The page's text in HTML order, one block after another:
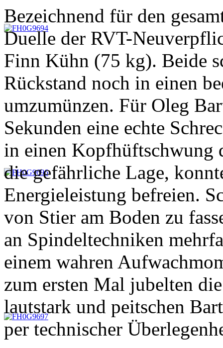
Bezeichnend für den
Duelle der RVT-
Finn Kühn (75 kg). Beide
Rückstand noch in einen
umzumünzen. Für Oleg
Sekunden eine echte
in einen Kopfhüftschwung
die gefährliche Lage,
Energieleistung befreien.
von Stier am Boden zu
an Spindeltechniken
einem wahren
zum ersten Mal jubelten
lautstark und peitschen
per technischer